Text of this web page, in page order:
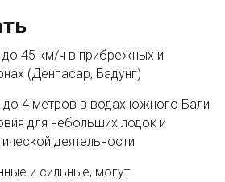
45 км/ч в прибрежных и
(Денпасар, Бадунг)
до 4 метров в водах южного Бали
для небольших лодок и
деятельности
и сильные, могут